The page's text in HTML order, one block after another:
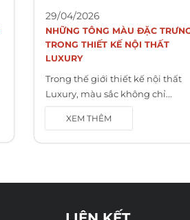
29/04/2026
NHỮNG TÔNG MÀU ĐẶC
TRONG THIẾT KẾ NỘI THẤT
LUXURY
Trong thế giới thiết kế nội thất
Luxury, màu sắc không chỉ...
XEM THÊM